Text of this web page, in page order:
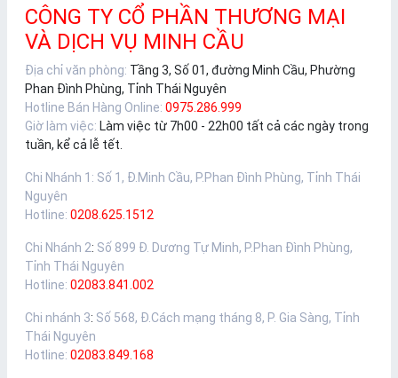
CÔNG TY CỔ PHẦN THƯƠNG MẠI
VÀ DỊCH VỤ MINH CẦU
Địa chỉ văn phòng: Tầng 3, Số 01, đường Minh Cầu, Phường
Phan Đình Phùng, Tỉnh Thái Nguyên
Hotline Bán Hàng Online: 0975.286.999
Giờ làm việc: Làm việc từ 7h00 - 22h00 tất cả các ngày trong
tuần, kể cả lễ tết.
Chi Nhánh 1 : Số 1, Đ.Minh Cầu, P.Phan Đình Phùng, Tỉnh Thái
Nguyên
Hotline: 0208.625.1512
Chi Nhánh 2: Số 899 Đ. Dương Tự Minh, P.Phan Đình Phùng,
Tỉnh Thái Nguyên
Hotline: 02083.841.002
Chi nhánh 3: Số 568, Đ.Cách mạng tháng 8, P. Gia Sàng, Tỉnh
Thái Nguyên
Hotline: 02083.849.168